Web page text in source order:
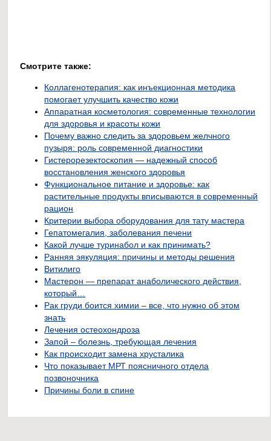
Смотрите также:
Коллагенотерапия: как инъекционная методика
помогает улучшить качество кожи
Аппаратная косметология: современные технологии
для здоровья и красоты кожи
Почему важно следить за здоровьем желчного
пузыря: роль современной диагностики
Гистерорезектоскопия — надежный способ
восстановления женского здоровья
Функциональное питание и здоровье: как
растительные продукты вписываются в современный
рацион
Критерии выбора оборудования для тату мастера
Гепатомегалия, заболевания печени
Какой лучше туринабол и как принимать?
Ранняя эякуляция: причины и методы решения
Витилиго
Мастерон — препарат анаболического действия,
который…
Рак груди боится химии – все, что нужно об этом
знать
Лечения остеохондроза
Запой – болезнь, требующая лечения
Как происходит замена хрусталика
Что показывает МРТ поясничного отдела
позвоночника
Причины боли в спине